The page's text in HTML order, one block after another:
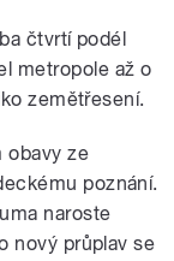
čtvrtí podél
metropole až o
zemětřesení.
obavy ze
poznání.
naroste
nový průplav se